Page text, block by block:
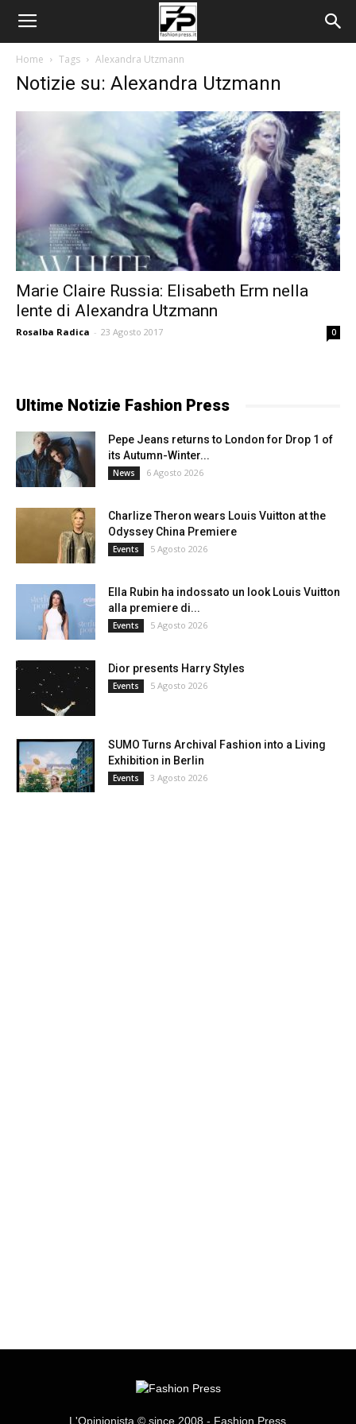
Home Tags Alexandra Utzmann
Notizie su: Alexandra Utzmann
Marie Claire Russia: Elisabeth Erm nella
lente di Alexandra Utzmann
Rosalba Radica - 23 Agosto 2017 0
Ultime Notizie Fashion Press
Pepe Jeans returns to London for Drop 1 of
its Autumn-Winter...
News 6 Agosto 2026
Charlize Theron wears Louis Vuitton at the
Odyssey China Premiere
Events 5 Agosto 2026
Ella Rubin ha indossato un look Louis Vuitton
alla premiere di...
Events 5 Agosto 2026
Dior presents Harry Styles
Events 5 Agosto 2026
SUMO Turns Archival Fashion into a Living
Exhibition in Berlin
Events 3 Agosto 2026
L'Opinionista © since 2008 - Fashion Press